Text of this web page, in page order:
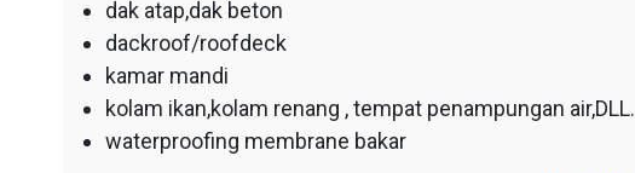
dak atap,dak beton
dackroof/roofdeck
kamar mandi
kolam ikan,kolam renang , tempat penampungan air,DLL.
waterproofing membrane bakar